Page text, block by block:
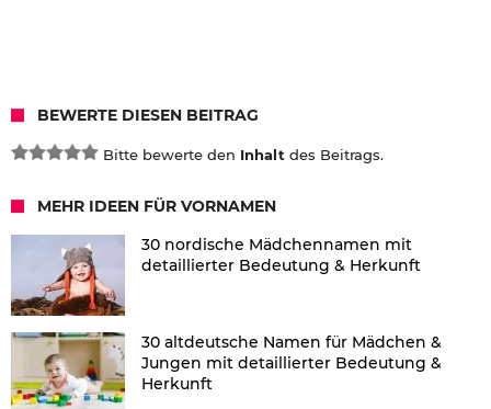
BEWERTE DIESEN BEITRAG
Bitte bewerte den Inhalt des Beitrags.
MEHR IDEEN FÜR VORNAMEN
30 nordische Mädchennamen mit
detaillierter Bedeutung & Herkunft
30 altdeutsche Namen für Mädchen &
Jungen mit detaillierter Bedeutung &
Herkunft